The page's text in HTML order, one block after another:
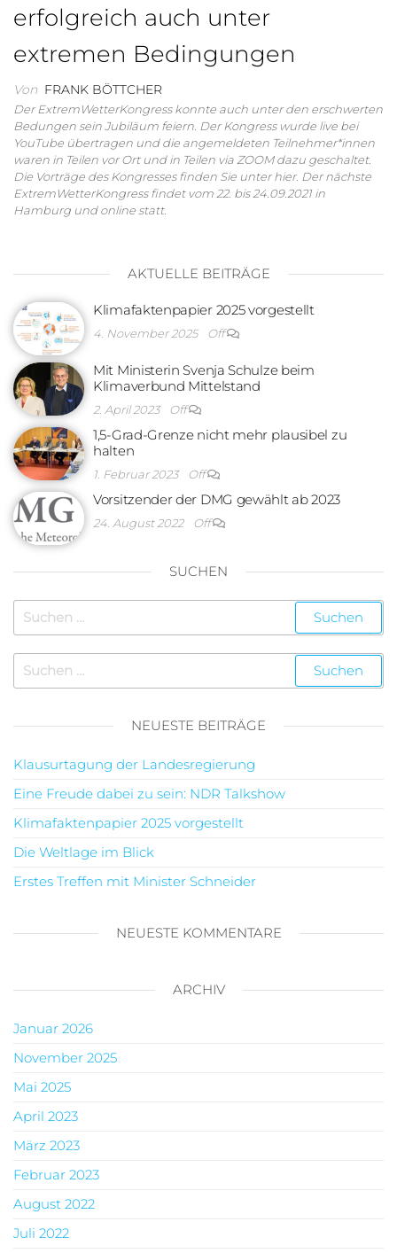
erfolgreich auch unter
extremen Bedingungen
Von FRANK BÖTTCHER
Der ExtremWetterKongress konnte auch unter den erschwerten
Bedungen sein Jubiläum feiern. Der Kongress wurde live bei
YouTube übertragen und die angemeldeten Teilnehmer*innen
waren in Teilen vor Ort und in Teilen via ZOOM dazu geschaltet.
Die Vorträge des Kongresses finden Sie unter hier. Der nächste
ExtremWetterKongress findet vom 22. bis 24.09.2021 in
Hamburg und online statt.
AKTUELLE BEITRÄGE
Klimafaktenpapier 2025 vorgestellt
4. November 2025 Off
Mit Ministerin Svenja Schulze beim
Klimaverbund Mittelstand
2. April 2023 Off
1,5-Grad-Grenze nicht mehr plausibel zu
halten
1. Februar 2023 Off
Vorsitzender der DMG gewählt ab 2023
24. August 2022 Off
SUCHEN
NEUESTE BEITRÄGE
Klausurtagung der Landesregierung
Eine Freude dabei zu sein: NDR Talkshow
Klimafaktenpapier 2025 vorgestellt
Die Weltlage im Blick
Erstes Treffen mit Minister Schneider
NEUESTE KOMMENTARE
ARCHIV
Januar 2026
November 2025
Mai 2025
April 2023
März 2023
Februar 2023
August 2022
Juli 2022